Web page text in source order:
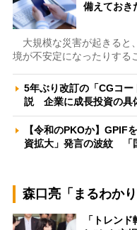
備えておき
大規模な災害が起きると
境が不安定になったりする
5年ぶり改訂の「CGコ
説 企業に成長投資の具
【令和のPKOか】GPIF
資拡大」発言の波紋 「
森口亮「まるわかり
「トレン